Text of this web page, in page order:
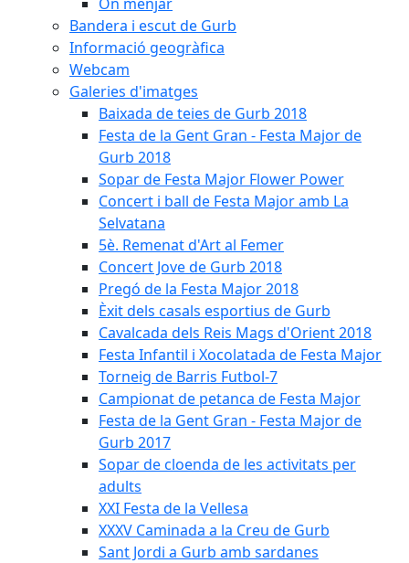
Bandera i escut de Gurb
Informació geogràfica
Webcam
Galeries d'imatges
Baixada de teies de Gurb 2018
Festa de la Gent Gran - Festa Major de
Gurb 2018
Sopar de Festa Major Flower Power
Concert i ball de Festa Major amb La
Selvatana
5è. Remenat d'Art al Femer
Concert Jove de Gurb 2018
Pregó de la Festa Major 2018
Èxit dels casals esportius de Gurb
Cavalcada dels Reis Mags d'Orient 2018
Festa Infantil i Xocolatada de Festa Major
Torneig de Barris Futbol-7
Campionat de petanca de Festa Major
Festa de la Gent Gran - Festa Major de
Gurb 2017
Sopar de cloenda de les activitats per
adults
XXI Festa de la Vellesa
XXXV Caminada a la Creu de Gurb
Sant Jordi a Gurb amb sardanes